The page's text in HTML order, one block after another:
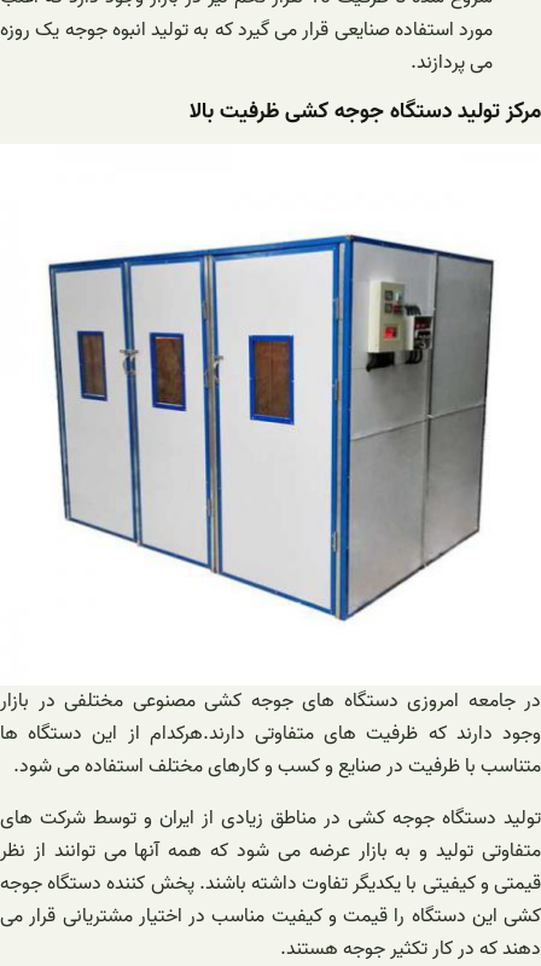
مورد استفاده صنایعی قرار می گیرد که به تولید انبوه جوجه یک روزه
می پردازند.
مرکز تولید دستگاه جوجه کشی ظرفیت بالا
در جامعه امروزی دستگاه های جوجه کشی مصنوعی مختلفی در بازار
وجود دارند که ظرفیت های متفاوتی دارند.هرکدام از این دستگاه ها
متناسب با ظرفیت در صنایع و کسب و کارهای مختلف استفاده می شود.
تولید دستگاه جوجه کشی در مناطق زیادی از ایران و توسط شرکت های
متفاوتی تولید و به بازار عرضه می شود که همه آنها می توانند از نظر
قیمتی و کیفیتی با یکدیگر تفاوت داشته باشند. پخش کننده دستگاه جوجه
کشی این دستگاه را قیمت و کیفیت مناسب در اختیار مشتریانی قرار می
دهند که در کار تکثیر جوجه هستند.